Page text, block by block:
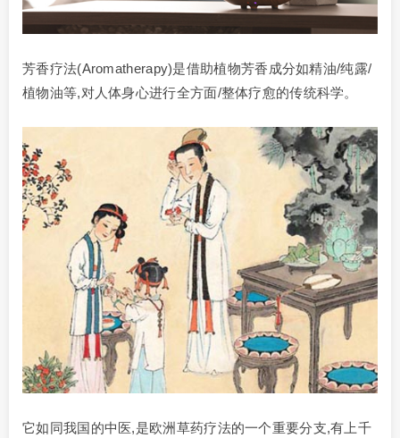
芳香疗法(Aromatherapy)是借助植物芳香成分如精油/纯露/
植物油等,对人体身心进行全方面/整体疗愈的传统科学。
它如同我国的中医,是欧洲草药疗法的一个重要分支,有上千